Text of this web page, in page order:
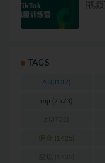
[视频]
TAGS
AI (3137)
mp (2573)
佣金 (1425)